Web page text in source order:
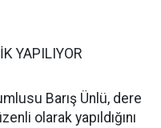
YAPILIYOR
Barış Ünlü, dere
olarak yapıldığını